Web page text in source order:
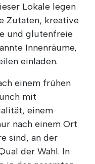
Lokale legen
Zutaten, kreative
und glutenfreie
Innenräume,
einladen.
einem frühen
mit
einem
nach einem Ort
sind, an der
der Wahl. In